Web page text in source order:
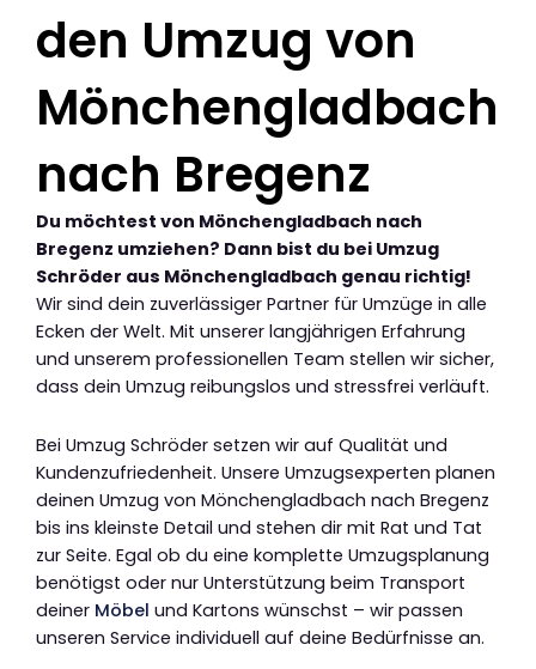
den Umzug von
Mönchengladbach
nach Bregenz
Du möchtest von Mönchengladbach nach
Bregenz umziehen? Dann bist du bei Umzug
Schröder aus Mönchengladbach genau richtig!
Wir sind dein zuverlässiger Partner für Umzüge in alle
Ecken der Welt. Mit unserer langjährigen Erfahrung
und unserem professionellen Team stellen wir sicher,
dass dein Umzug reibungslos und stressfrei verläuft.
Bei Umzug Schröder setzen wir auf Qualität und
Kundenzufriedenheit. Unsere Umzugsexperten planen
deinen Umzug von Mönchengladbach nach Bregenz
bis ins kleinste Detail und stehen dir mit Rat und Tat
zur Seite. Egal ob du eine komplette Umzugsplanung
benötigst oder nur Unterstützung beim Transport
deiner Möbel und Kartons wünschst – wir passen
unseren Service individuell auf deine Bedürfnisse an.